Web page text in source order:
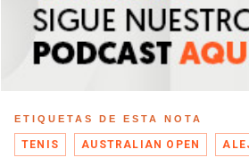
ETIQUETAS DE ESTA NOTA
TENIS AUSTRALIAN OPEN